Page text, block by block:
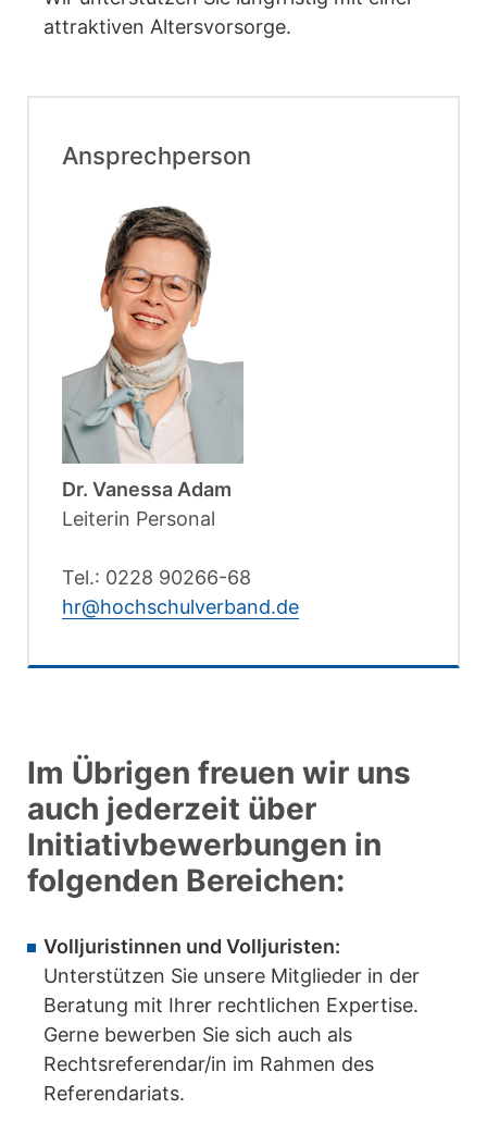
attraktiven Altersvorsorge.
Ansprechperson
Dr. Vanessa Adam
Leiterin Personal
Tel.: 0228 90266-68
hr@hochschulverband.de
Im Übrigen freuen wir uns
auch jederzeit über
Initiativbewerbungen in
folgenden Bereichen:
Volljuristinnen und Volljuristen:
Unterstützen Sie unsere Mitglieder in der
Beratung mit Ihrer rechtlichen Expertise.
Gerne bewerben Sie sich auch als
Rechtsreferendar/in im Rahmen des
Referendariats.